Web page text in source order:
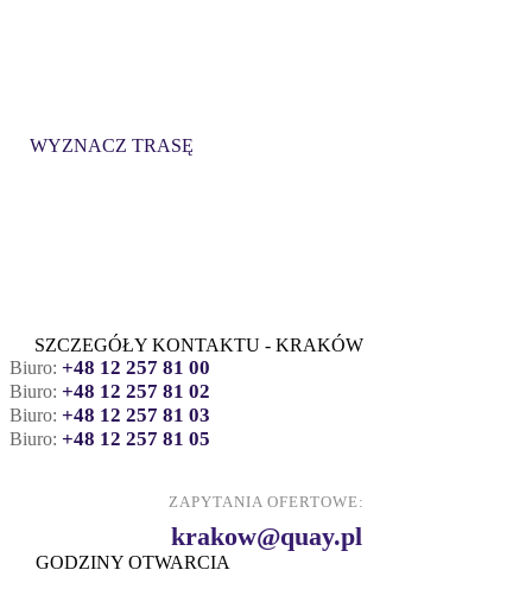
WYZNACZ TRASĘ
SZCZEGÓŁY KONTAKTU - KRAKÓW
Biuro: +48 12 257 81 00
Biuro: +48 12 257 81 02
Biuro: +48 12 257 81 03
Biuro: +48 12 257 81 05
ZAPYTANIA OFERTOWE:
krakow@quay.pl
GODZINY OTWARCIA